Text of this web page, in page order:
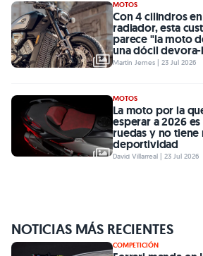
MOTOS
Con 4 cilindros
radiador, esta
parece "la moto
una dócil
Martín Jemes | 23 Jul 2026
MOTOS
La moto por la
esperar a 2026
ruedas y no tiene
deportividad
David Villarreal | 23 Jul 2026
NOTICIAS MÁS RECIENTES
COMPETICIÓN